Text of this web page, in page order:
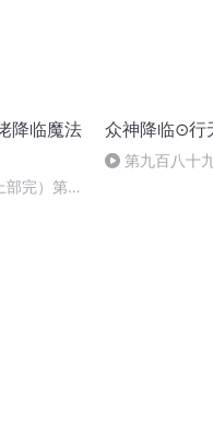
降临魔法
部完）第
众神降临⊙行
第九百八十